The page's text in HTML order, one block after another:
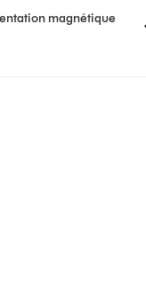
magnétique